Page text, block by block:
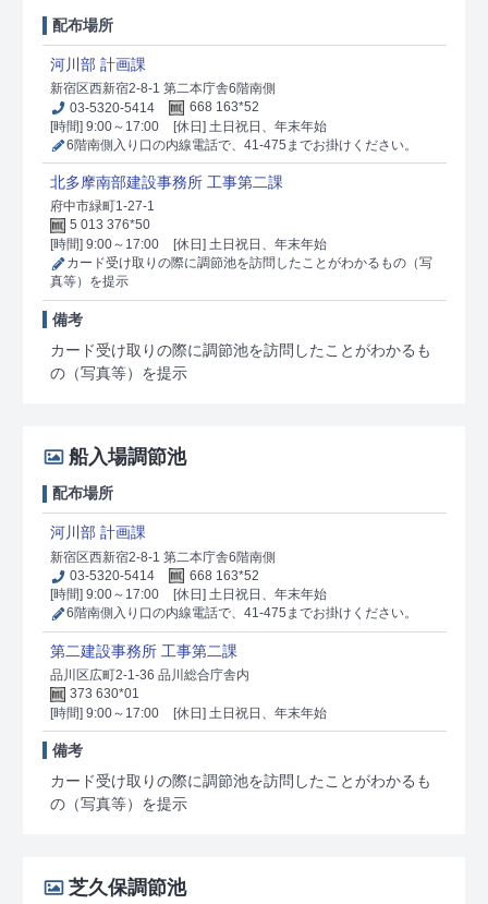
配布場所
河川部 計画課
新宿区西新宿2-8-1 第二本庁舎6階南側
03-5320-5414
668 163*52
[時間] 9:00～17:00
[休日] 土日祝日、年末年始
6階南側入り口の内線電話で、41-475までお掛けください。
北多摩南部建設事務所 工事第二課
府中市緑町1-27-1
5 013 376*50
[時間] 9:00～17:00
[休日] 土日祝日、年末年始
カード受け取りの際に調節池を訪問したことがわかるもの（写
真等）を提示
備考
カード受け取りの際に調節池を訪問したことがわかるも
の（写真等）を提示
船入場調節池
配布場所
河川部 計画課
新宿区西新宿2-8-1 第二本庁舎6階南側
03-5320-5414
668 163*52
[時間] 9:00～17:00
[休日] 土日祝日、年末年始
6階南側入り口の内線電話で、41-475までお掛けください。
第二建設事務所 工事第二課
品川区広町2-1-36 品川総合庁舎内
373 630*01
[時間] 9:00～17:00
[休日] 土日祝日、年末年始
備考
カード受け取りの際に調節池を訪問したことがわかるも
の（写真等）を提示
芝久保調節池